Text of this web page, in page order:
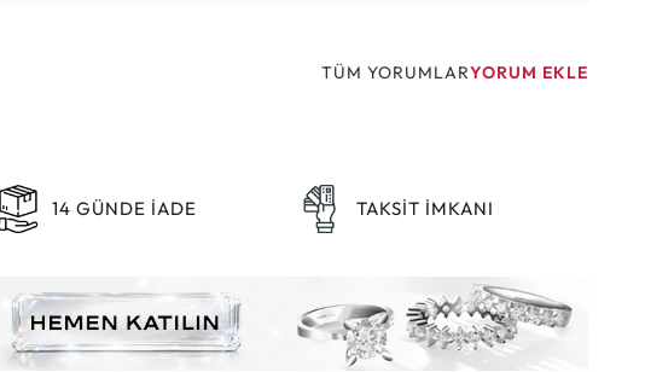
TÜM YORUMLARYORUM EKLE
14 GÜNDE İADE TAKSİT İMKANI